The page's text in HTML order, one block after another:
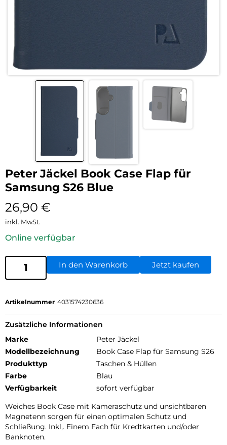
Peter Jäckel Book Case Flap für
Samsung S26 Blue
26,90 €
inkl. MwSt.
Online verfügbar
In den Warenkorb Jetzt kaufen
Artikelnummer 4031574230636
Zusätzliche Informationen
Marke
Peter Jäckel
Modellbezeichnung
Book Case Flap für Samsung S26
Produkttyp
Taschen & Hüllen
Farbe
Blau
Verfügbarkeit
sofort verfügbar
Weiches Book Case mit Kameraschutz und unsichtbaren
Magnetenn sorgen für einen optimalen Schutz und
Schließung. Inkl,. Einem Fach für Kredtkarten und/oder
Banknoten.